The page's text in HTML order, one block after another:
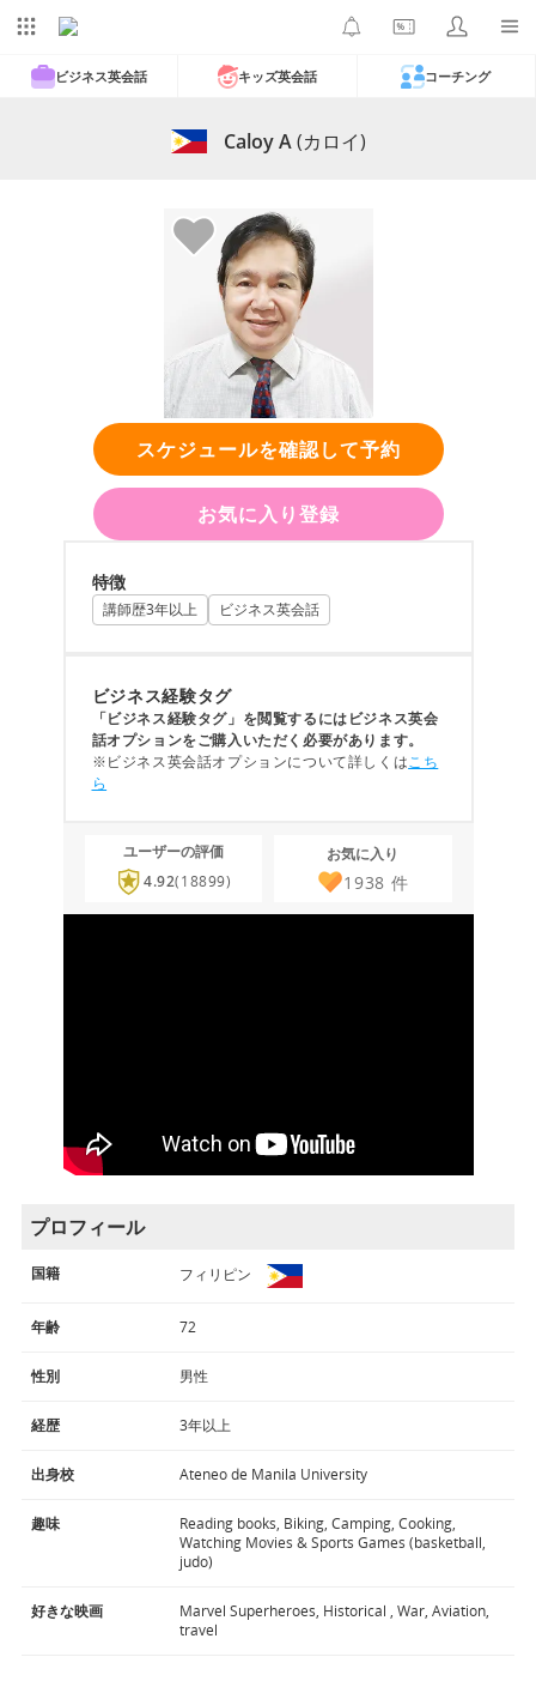
ビジネス英会話 キッズ英会話 コーチング
Caloy A(カロイ)
スケジュールを確認して予約
お気に入り登録
特徴
講師歴3年以上 ビジネス英会話
ビジネス経験タグ
「ビジネス経験タグ」を閲覧するにはビジネス英会
話オプションをご購入いただく必要があります。
※ビジネス英会話オプションについて詳しくはこち
ら
ユーザーの評価
4.92(18899)
お気に入り
1938 件
プロフィール
国籍 フィリピン
年齢 72
性別 男性
経歴 3年以上
出身校 Ateneo de Manila University
趣味
Reading books, Biking, Camping, Cooking,
Watching Movies & Sports Games (basketball,
judo)
好きな映画
Marvel Superheroes, Historical , War, Aviation,
travel